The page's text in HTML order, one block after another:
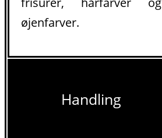
øjenfarver.
Handling